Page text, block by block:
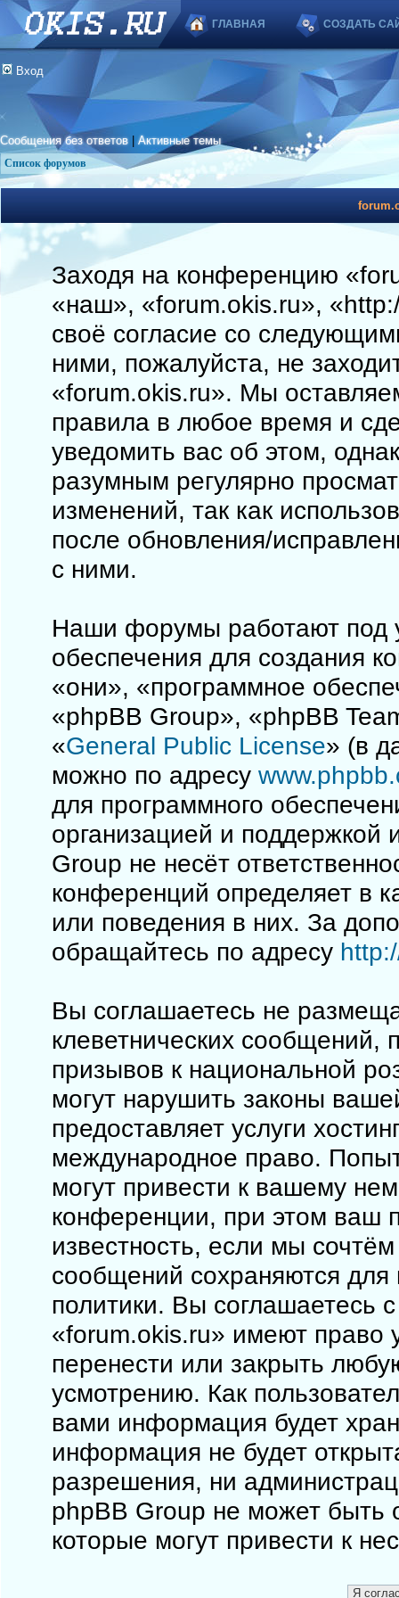
ГЛАВНАЯ СОЗДАТЬ
Вход
Сообщения без ответов |Активные темы
Список форумов
Заходя на конференцию
«наш», «forum.okis.ru»,
своё согласие со
ними, пожалуйста, не
«forum.okis.ru». Мы
правила в любое время и
уведомить вас об этом,
разумным регулярно
изменений, так как
после обновления/
с ними.
Наши форумы работают под
обеспечения для создания
«они», «программное
«phpBB Group», «phpBB
«General Public License» (в
можно по адресу
для программного
организацией и поддержкой
Group не несёт
конференций определяет в
или поведения в них. За
обращайтесь по адресу
Вы соглашаетесь не
клеветнических сообщений,
призывов к национальной
могут нарушить законы
предоставляет услуги
международное право.
могут привести к вашему
конференции, при этом ваш
известность, если мы
сообщений сохраняются для
политики. Вы соглашаетесь
«forum.okis.ru» имеют право
перенести или закрыть
усмотрению. Как
вами информация будет
информация не будет
разрешения, ни
phpBB Group не может быть
которые могут привести к